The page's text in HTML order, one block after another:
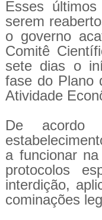
Esses
serem
o governo
Comitê
sete dias o
fase do Plano
Atividade
De acordo
a funcionar
protocolos
interdição,
cominações